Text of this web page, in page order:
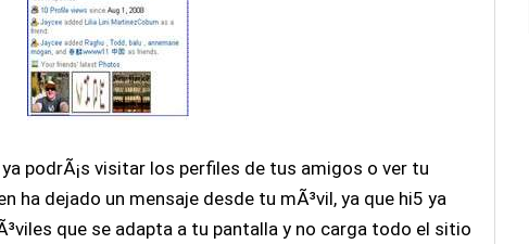
ya podrÃ¡s visitar los perfiles de tus amigos o ver tu
ha dejado un mensaje desde tu mÃ³vil, ya que hi5 ya
que se adapta a tu pantalla y no carga todo el sitio